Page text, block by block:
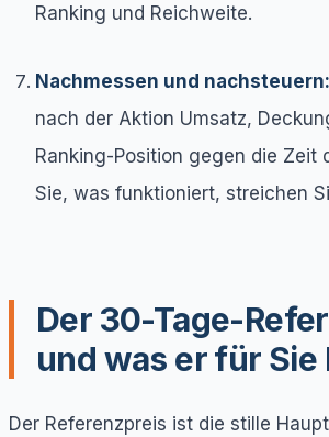
Ranking und Reichweite.
Nachmessen und nachsteuern:
nach der Aktion Umsatz,
Ranking-Position gegen die Zeit
Sie, was funktioniert, streichen
Der 30-Tage-
und was er für
Der Referenzpreis ist die stille